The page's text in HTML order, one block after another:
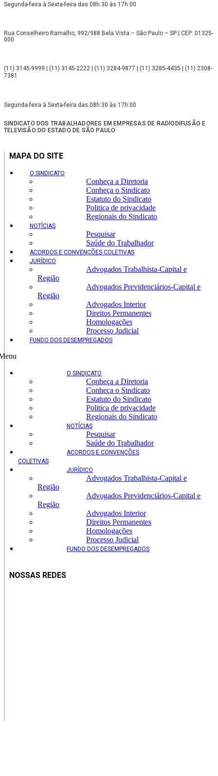
Segunda-feira à Sexta-feira das 08h:30 às 17h:00
Rua Conselheiro Ramalho, 992/988 Bela Vista – São Paulo – SP | CEP: 01325-
000
(11) 3145-9999 | (11) 3145-2222 | (11) 3284-9877 | (11) 3285-4435 | (11) 2308-
7381
Segunda-feira à Sexta-feira das 08h:30 às 17h:00
SINDICATO DOS TRABALHADORES EM EMPRESAS DE RADIODIFUSÃO E
TELEVISÃO DO ESTADO DE SÃO PAULO
MAPA DO SITE
O SINDICATO
Conheça a Diretoria
Conheça o Sindicato
Estatuto do Sindicato
Politica de privacidade
Regionais do Sindicato
NOTÍCIAS
Pesquisar
Saúde do Trabalhador
ACORDOS E CONVENÇÕES COLETIVAS
JURÍDICO
Advogados Trabalhista-Capital e
Região
Advogados Previdenciários-Capital e
Região
Advogados Interior
Direitos Permanentes
Homologações
Processo Judicial
FUNDO DOS DESEMPREGADOS
O SINDICATO
Conheça a Diretoria
Conheça o Sindicato
Estatuto do Sindicato
Politica de privacidade
Regionais do Sindicato
NOTÍCIAS
Pesquisar
Saúde do Trabalhador
ACORDOS E CONVENÇÕES
COLETIVAS
JURÍDICO
Advogados Trabalhista-Capital e
Região
Advogados Previdenciários-Capital e
Região
Advogados Interior
Direitos Permanentes
Homologações
Processo Judicial
FUNDO DOS DESEMPREGADOS
NOSSAS REDES